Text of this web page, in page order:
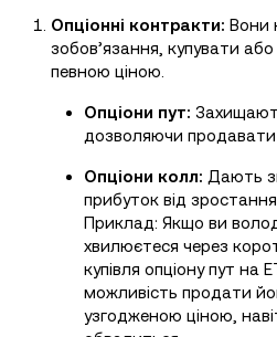
Опціонні контракти: Вони
зобов’язання, купувати
певною ціною.
Опціони пут:
дозволяючи
Опціони колл: Дають
прибуток від зростання
Приклад: Якщо ви
хвилюєтеся через
купівля опціону пут на
можливість продати
узгодженою ціною,